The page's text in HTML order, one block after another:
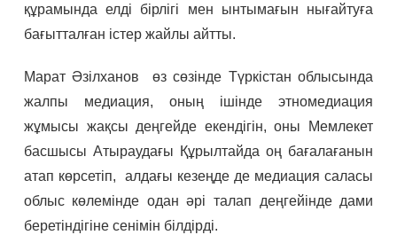
құрамында елді бірлігі мен ынтымағын нығайтуға
бағытталған істер жайлы айтты.
Марат Әзілханов өз сөзінде Түркістан облысында
жалпы медиация, оның ішінде этномедиация
жұмысы жақсы деңгейде екендігін, оны Мемлекет
басшысы Атыраудағы Құрылтайда оң бағалағанын
атап көрсетіп, алдағы кезеңде де медиация саласы
облыс көлемінде одан әрі талап деңгейінде дами
беретіндігіне сенімін білдірді.